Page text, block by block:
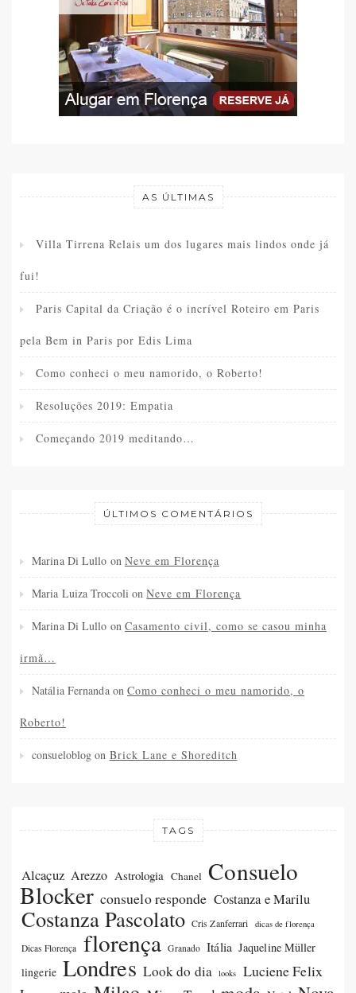
AS ÚLTIMAS
Villa Tirrena Relais um dos lugares mais lindos onde já
fui!
Paris Capital da Criação é o incrível Roteiro em Paris
pela Bem in Paris por Edis Lima
Como conheci o meu namorido, o Roberto!
Resoluções 2019: Empatia
Começando 2019 meditando…
ÚLTIMOS COMENTÁRIOS
Marina Di Lullo on Neve em Florença
Maria Luiza Troccoli onNeve em Florença
Marina Di Lullo on Casamento civil, como se casou minha
irmã…
Natália FernandaonComo conheci o meu namorido, o
Roberto!
consueloblog on Brick Lane e Shoreditch
TAGS
Alcaçuz Arezzo Astrologia Chanel Consuelo
Blocker consuelo responde Costanza e Marilu
Costanza Pascolato Cris Zanferrari dicas de florença
Dicas Florença florença Granado Itália Jaqueline Müller
lingerie Londres Look do dia looks
Luciene Felix